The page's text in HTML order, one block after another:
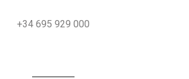
+34 695 929 000